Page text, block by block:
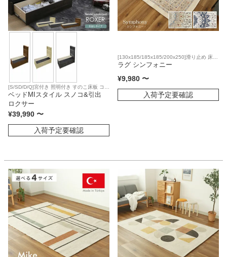
[S/SD/D/Q]宮付き 照明付き すのこ床板 コイ
ルマットレス対応
ベッドMIスタイル スノコ&引出
ロクサー
¥39,990 〜
入荷予定要確認
[130x185/185x185/200x250]滑り止め 床暖
房対応
ラグ シンフォニー
¥9,980 〜
入荷予定要確認